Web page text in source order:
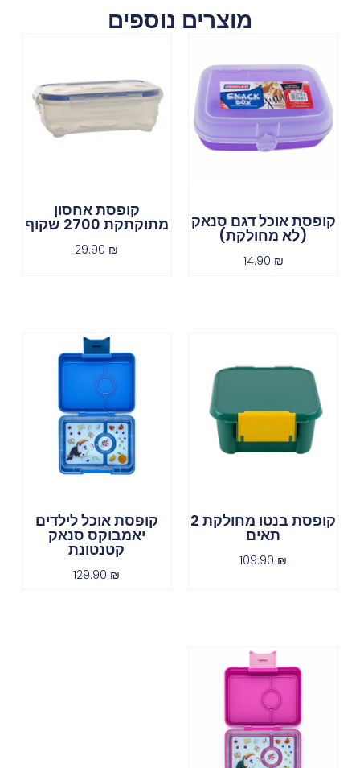
מוצרים נוספים
קופסת אוכל דגם סנאק
(לא מחולקת)
14.90 ₪
קופסת אחסון
מתוקתקת 2700 שקוף
29.90 ₪
קופסת בנטו מחולקת 2
תאים
109.90 ₪
קופסת אוכל לילדים
יאמבוקס סנאק
קטנטונת
129.90 ₪